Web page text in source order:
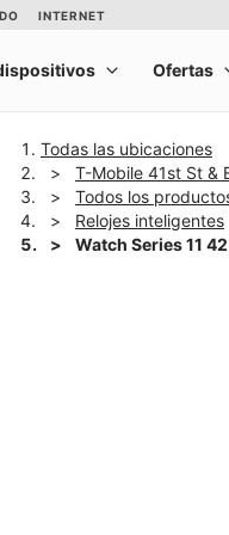
Todas las ubicaciones
T-Mobile 41st St &
Todos los
Relojes inteligentes
Watch Series 11
This carousel shows one